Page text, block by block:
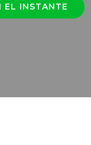
EL INSTANTE